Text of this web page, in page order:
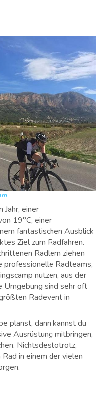
Jahr, einer
19°C, einer
fantastischen Ausblick
Ziel zum Radfahren.
Radlern ziehen
professionelle Radteams,
nutzen, aus der
Umgebung sind sehr oft
Radevent in
planst, dann kannst du
Ausrüstung mitbringen,
Nichtsdestotrotz,
in einem der vielen